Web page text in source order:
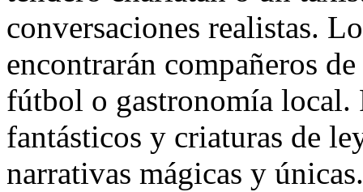
conversaciones realistas.
encontrarán compañeros
fútbol o gastronomía local.
fantásticos y criaturas de
narrativas mágicas y únicas.